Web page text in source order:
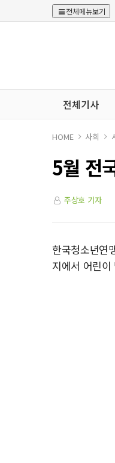
전체메뉴보기
전체기사
HOME 사회
5월 전
주상호 기자
한국청소년연
지에서 어린